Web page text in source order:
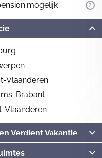
mogelijk ?
Vlaanderen
Brabant
Vlaanderen
Verdient Vakantie